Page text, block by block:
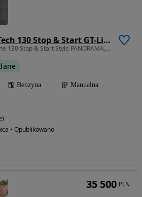
Peugeot 308 PureTech 130 Stop & Start GT-Line Edition
1199 cm3 • 130 KM • Gt-line 130 Stop & Start Style PANORAMA, kamera cofania
Benzyna
Manualna
• Opublikowano
35 500 PLN